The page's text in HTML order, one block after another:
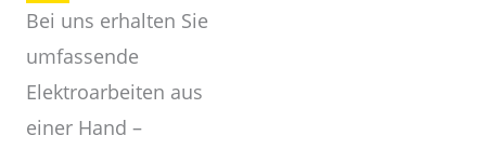
Bei uns erhalten Sie
umfassende
Elektroarbeiten aus
einer Hand –